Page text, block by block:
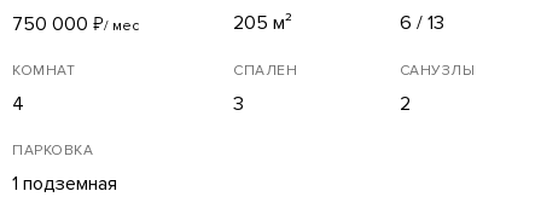
750 000 ₽/ мес 205 м² 6 / 13
КОМНАТ
4
СПАЛЕН
3
САНУЗЛЫ
2
ПАРКОВКА
1 подземная